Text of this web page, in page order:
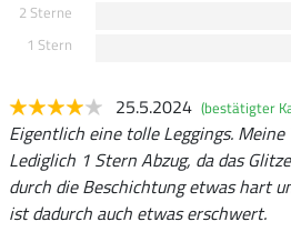
2 Sterne
1 Stern
25.5.2024 (bestätigter
Eigentlich eine tolle Leggings.
Lediglich 1 Stern Abzug, da das
durch die Beschichtung etwas hart
ist dadurch auch etwas erschwert.